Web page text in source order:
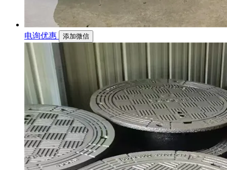
电询优惠 添加微信